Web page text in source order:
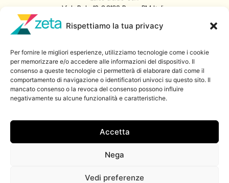
Rispettiamo la tua privacy
Per fornire le migliori esperienze, utilizziamo tecnologie come i cookie
per memorizzare e/o accedere alle informazioni del dispositivo. Il
consenso a queste tecnologie ci permetterà di elaborare dati come il
comportamento di navigazione o identificatori univoci su questo sito. Il
mancato consenso o la revoca del consenso possono influire
negativamente su alcune funzionalità e caratteristiche.
Accetta
Nega
Vedi preferenze
Viale Pola, 12, 00198 Roma RM, Italia
06 8522 5358
Iscriviti a
Zeta Data Lab
Iscriviti alla nostra newsletter
© 2026 ZetaLuiss, tutti i diritti riservati